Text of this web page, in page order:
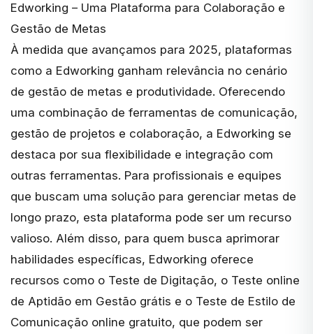
Edworking – Uma Plataforma para Colaboração e
Gestão de Metas
À medida que avançamos para 2025, plataformas
como a Edworking ganham relevância no cenário
de gestão de metas e produtividade. Oferecendo
uma combinação de ferramentas de comunicação,
gestão de projetos e colaboração, a Edworking se
destaca por sua flexibilidade e integração com
outras ferramentas. Para profissionais e equipes
que buscam uma solução para gerenciar metas de
longo prazo, esta plataforma pode ser um recurso
valioso. Além disso, para quem busca aprimorar
habilidades específicas, Edworking oferece
recursos como o Teste de Digitação, o Teste online
de Aptidão em Gestão grátis e o Teste de Estilo de
Comunicação online gratuito, que podem ser